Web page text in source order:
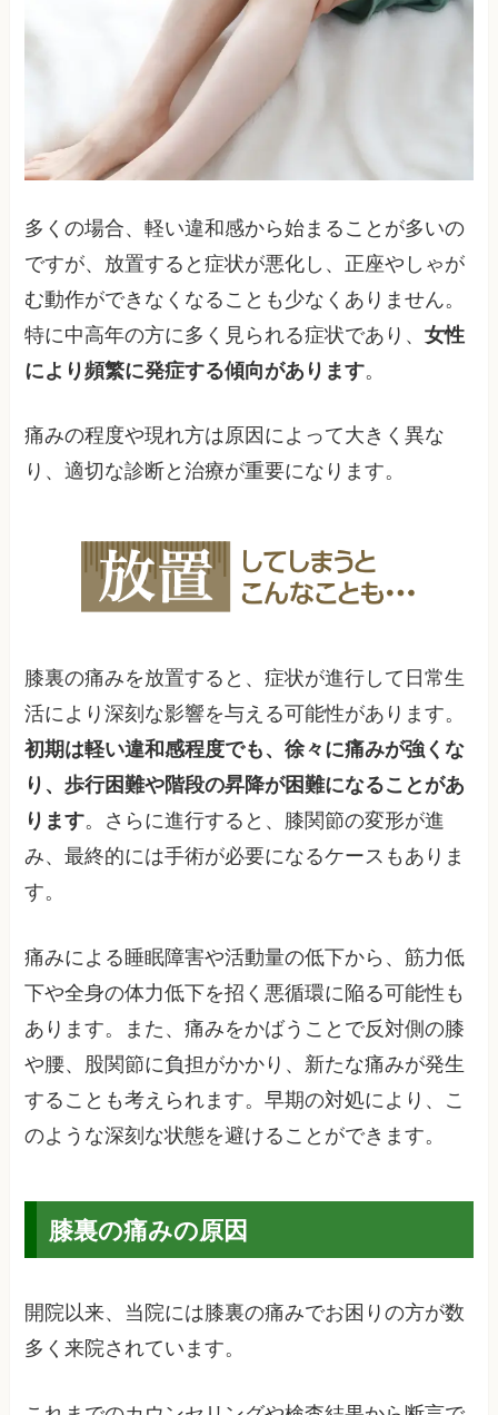
多くの場合、軽い違和感から始まることが多いの
ですが、放置すると症状が悪化し、正座やしゃが
む動作ができなくなることも少なくありません。
特に中高年の方に多く見られる症状であり、女性
により頻繁に発症する傾向があります。
痛みの程度や現れ方は原因によって大きく異な
り、適切な診断と治療が重要になります。
膝裏の痛みを放置すると、症状が進行して日常生
活により深刻な影響を与える可能性があります。
初期は軽い違和感程度でも、徐々に痛みが強くな
り、歩行困難や階段の昇降が困難になることがあ
ります。さらに進行すると、膝関節の変形が進
み、最終的には手術が必要になるケースもありま
す。
痛みによる睡眠障害や活動量の低下から、筋力低
下や全身の体力低下を招く悪循環に陥る可能性も
あります。また、痛みをかばうことで反対側の膝
や腰、股関節に負担がかかり、新たな痛みが発生
することも考えられます。早期の対処により、こ
のような深刻な状態を避けることができます。
膝裏の痛みの原因
開院以来、当院には膝裏の痛みでお困りの方が数
多く来院されています。